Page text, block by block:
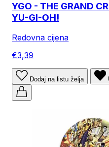
YGO - THE GRAND
YU-GI-OH!
Redovna cijena
€3,39
Dodaj na listu želja